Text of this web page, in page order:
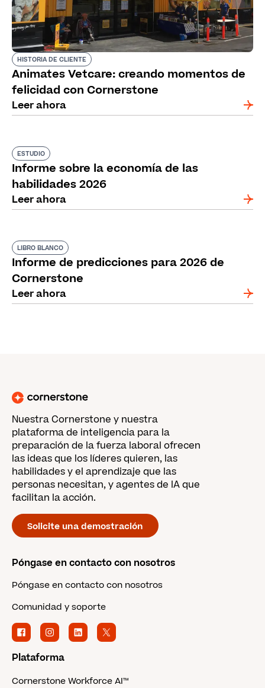
HISTORIA DE CLIENTE
Animates Vetcare: creando momentos de
felicidad con Cornerstone
Leer ahora
ESTUDIO
Informe sobre la economía de las
habilidades 2026
Leer ahora
LIBRO BLANCO
Informe de predicciones para 2026 de
Cornerstone
Leer ahora
Nuestra Cornerstone y nuestra
plataforma de inteligencia para la
preparación de la fuerza laboral ofrecen
las ideas que los líderes quieren, las
habilidades y el aprendizaje que las
personas necesitan, y agentes de IA que
facilitan la acción.
Solicite una demostración
Póngase en contacto con nosotros
Póngase en contacto con nosotros
Comunidad y soporte
Plataforma
Cornerstone Workforce AI™